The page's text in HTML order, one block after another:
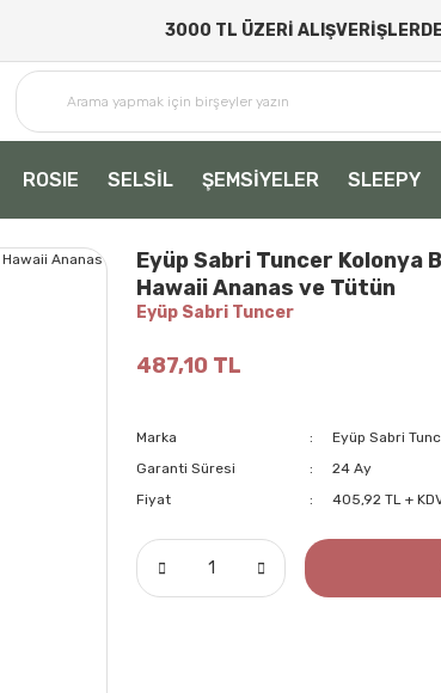
3000 TL ÜZERİ
ROSIE SELSİL ŞEMSİYELER SLEEPY
Eyüp Sabri Tuncer Kolonya
Hawaii Ananas ve Tütün
Eyüp Sabri Tuncer
487,10 TL
Marka
Eyüp Sabri
Garanti Süresi
24 Ay
Fiyat
405,92 TL +